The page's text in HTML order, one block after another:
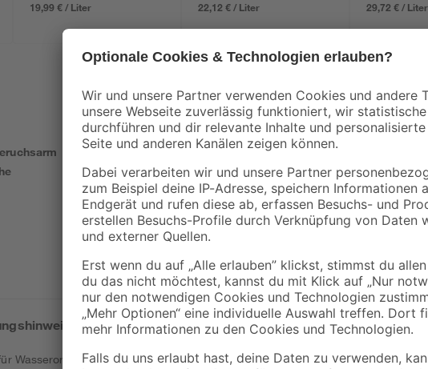
19,99 € / Liter 22,12 € / Liter 29,72 € / Liter
Auf Holzoberflächen
auch viele andere
die
Werkstück ein
Eine Fläche von 10
behandeln. Für ein
bearbeitete Fläche
Projekt weiter
Weitere wichtige
unserem Ratgeber.
Wasserorganismen mit langfristiger Wirkung.